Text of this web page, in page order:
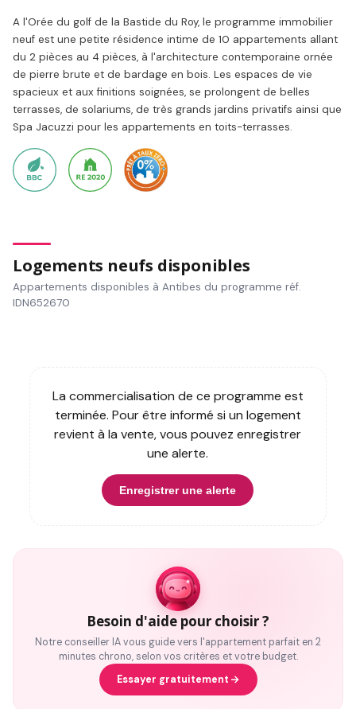
A l'Orée du golf de la Bastide du Roy, le programme immobilier
neuf est une petite résidence intime de 10 appartements allant
du 2 pièces au 4 pièces, à l'architecture contemporaine ornée
de pierre brute et de bardage en bois. Les espaces de vie
spacieux et aux finitions soignées, se prolongent de belles
terrasses, de solariums, de très grands jardins privatifs ainsi que
Spa Jacuzzi pour les appartements en toits-terrasses.
Logements neufs disponibles
Appartements disponibles à Antibes du programme réf.
IDN652670
La commercialisation de ce programme est
terminée. Pour être informé si un logement
revient à la vente, vous pouvez enregistrer
une alerte.
Enregistrer une alerte
Besoin d'aide pour choisir ?
Notre conseiller IA vous guide vers l'appartement parfait en 2
minutes chrono, selon vos critères et votre budget.
Essayer gratuitement